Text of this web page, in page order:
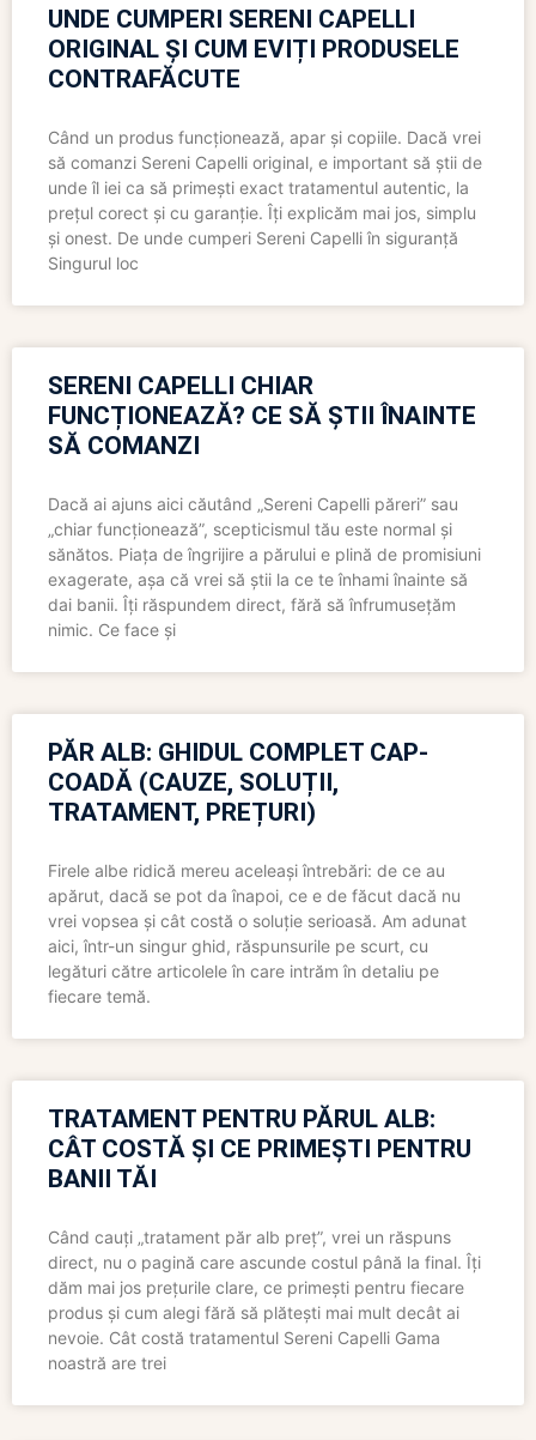
UNDE CUMPERI SERENI CAPELLI
ORIGINAL ȘI CUM EVIȚI PRODUSELE
CONTRAFĂCUTE
Când un produs funcționează, apar și copiile. Dacă vrei
să comanzi Sereni Capelli original, e important să știi de
unde îl iei ca să primești exact tratamentul autentic, la
prețul corect și cu garanție. Îți explicăm mai jos, simplu
și onest. De unde cumperi Sereni Capelli în siguranță
Singurul loc
SERENI CAPELLI CHIAR
FUNCȚIONEAZĂ? CE SĂ ȘTII ÎNAINTE
SĂ COMANZI
Dacă ai ajuns aici căutând „Sereni Capelli păreri” sau
„chiar funcționează”, scepticismul tău este normal și
sănătos. Piața de îngrijire a părului e plină de promisiuni
exagerate, așa că vrei să știi la ce te înhami înainte să
dai banii. Îți răspundem direct, fără să înfrumusețăm
nimic. Ce face și
PĂR ALB: GHIDUL COMPLET CAP-
COADĂ (CAUZE, SOLUȚII,
TRATAMENT, PREȚURI)
Firele albe ridică mereu aceleași întrebări: de ce au
apărut, dacă se pot da înapoi, ce e de făcut dacă nu
vrei vopsea și cât costă o soluție serioasă. Am adunat
aici, într-un singur ghid, răspunsurile pe scurt, cu
legături către articolele în care intrăm în detaliu pe
fiecare temă.
TRATAMENT PENTRU PĂRUL ALB:
CÂT COSTĂ ȘI CE PRIMEȘTI PENTRU
BANII TĂI
Când cauți „tratament păr alb preț”, vrei un răspuns
direct, nu o pagină care ascunde costul până la final. Îți
dăm mai jos prețurile clare, ce primești pentru fiecare
produs și cum alegi fără să plătești mai mult decât ai
nevoie. Cât costă tratamentul Sereni Capelli Gama
noastră are trei